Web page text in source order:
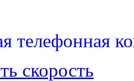
телефонная
скорость